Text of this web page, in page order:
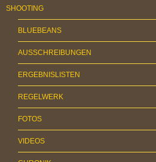
SHOOTING
BLUEBEANS
AUSSCHREIBUNGEN
ERGEBNISLISTEN
REGELWERK
FOTOS
VIDEOS